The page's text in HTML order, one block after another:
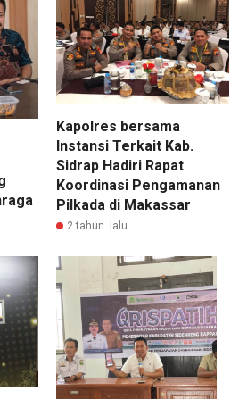
Kapolres bersama
Instansi Terkait Kab.
Sidrap Hadiri Rapat
Koordinasi Pengamanan
Pilkada di Makassar
2 tahun lalu